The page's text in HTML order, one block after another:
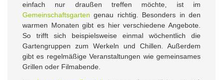
einfach nur draußen treffen möchte, ist im
Gemeinschaftsgarten genau richtig. Besonders in den
warmen Monaten gibt es hier verschiedene Angebote.
So trifft sich beispielsweise einmal wöchentlich die
Gartengruppen zum Werkeln und Chillen. Außerdem
gibt es regelmäßige Veranstaltungen wie gemeinsames
Grillen oder Filmabende.